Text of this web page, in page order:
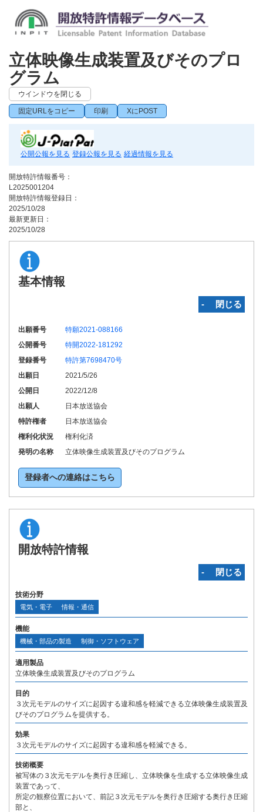
立体映像生成装置及びそのプロ
グラム
ウインドウを閉じる
固定URLをコピー 印刷 XにPOST
公開公報を見る 登録公報を見る 経過情報を見る
開放特許情報番号：
L2025001204
開放特許情報登録日：
2025/10/28
最新更新日：
2025/10/28
基本情報
‐ 閉じる
出願番号
特願2021-088166
公開番号
特開2022-181292
登録番号
特許第7698470号
出願日
2021/5/26
公開日
2022/12/8
出願人
日本放送協会
特許権者
日本放送協会
権利化状況
権利化済
発明の名称
立体映像生成装置及びそのプログラム
登録者への連絡はこちら
開放特許情報
‐ 閉じる
技術分野
電気・電子 情報・通信
機能
機械・部品の製造 制御・ソフトウェア
適用製品
立体映像生成装置及びそのプログラム
目的
３次元モデルのサイズに起因する違和感を軽減できる立体映像生成装置及
びそのプログラムを提供する。
効果
３次元モデルのサイズに起因する違和感を軽減できる。
技術概要
被写体の３次元モデルを奥行き圧縮し、立体映像を生成する立体映像生成
装置であって、
所定の観察位置において、前記３次元モデルを奥行き圧縮する奥行き圧縮
部と、